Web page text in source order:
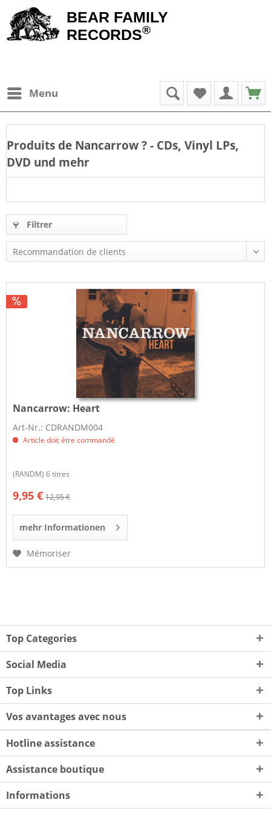
BEAR FAMILY
RECORDS®
Menu
Produits de Nancarrow? - CDs, Vinyl LPs,
DVD und mehr
Filtrer
Nancarrow: Heart
Art-Nr.: CDRANDM004
Article doit être commandé
(RANDM) 6 titres
9,95 € 12,95 €
mehr Informationen
Mémoriser
Top Categories
Social Media
Top Links
Vos avantages avec nous
Hotline assistance
Assistance boutique
Informations